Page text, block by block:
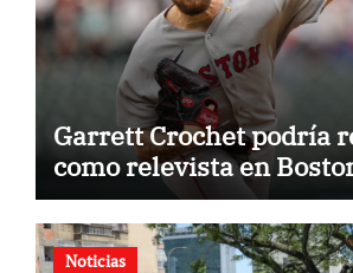
Garrett Crochet podría
como relevista en
Noticias